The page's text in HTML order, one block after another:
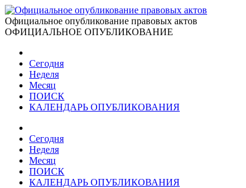
Официальное опубликование правовых актов
ОФИЦИАЛЬНОЕ ОПУБЛИКОВАНИЕ
Сегодня
Неделя
Месяц
ПОИСК
КАЛЕНДАРЬ ОПУБЛИКОВАНИЯ
Сегодня
Неделя
Месяц
ПОИСК
КАЛЕНДАРЬ ОПУБЛИКОВАНИЯ